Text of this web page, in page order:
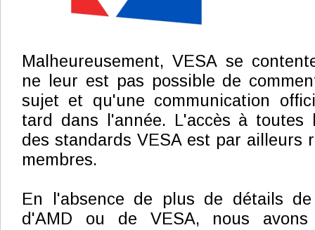
Malheureusement, VESA se
ne leur est pas possible de
sujet et qu'une communication
tard dans l'année. L'accès à toutes
des standards VESA est par ailleurs
membres.
En l'absence de plus de détails
d'AMD ou de VESA, nous avons